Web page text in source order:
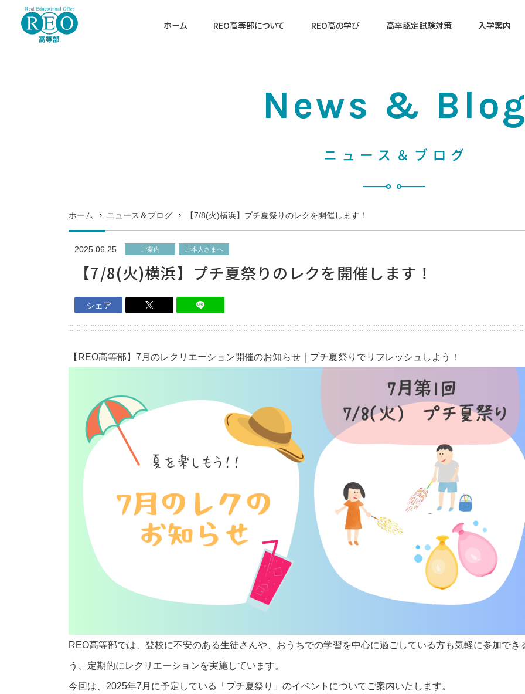
ホーム REO高等部について REO高の学び 高卒認定試験対策 入学案内
資料請求・お問い合わせ
ニュース＆ブログ
REOちゃんねる
REO高等部の日常
News &
ニュース＆ブログ
ホーム ニュース＆ブログ 【7/8(火)横浜】プチ夏祭りのレクを開催します！
2025.06.25 ご案内 ご本人さまへ
【7/8(火)横浜】プチ夏祭りのレクを開催します！
シェア
【REO高等部】7月のレクリエーション開催のお知らせ｜プチ夏祭りでリフレッシュしよう！
REO高等部では、登校に不安のある生徒さんや、おうちでの学習を中心に過ごしている方も気軽に参加でき
う、定期的にレクリエーションを実施しています。
今回は、2025年7月に予定している「プチ夏祭り」のイベントについてご案内いたします。